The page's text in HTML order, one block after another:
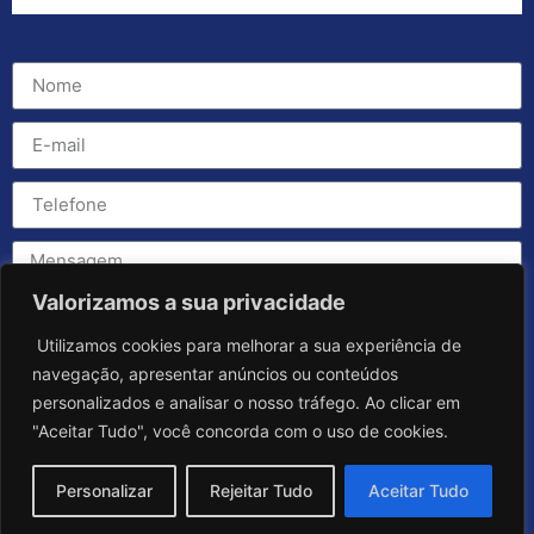
Valorizamos a sua privacidade
Utilizamos cookies para melhorar a sua experiência de
navegação, apresentar anúncios ou conteúdos
personalizados e analisar o nosso tráfego. Ao clicar em
"Aceitar Tudo", você concorda com o uso de cookies.
Personalizar Rejeitar Tudo Aceitar Tudo
Enviar